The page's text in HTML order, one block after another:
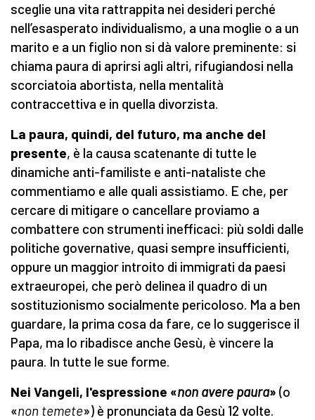
sceglie una vita rattrappita nei desideri perché
nell’esasperato individualismo, a una moglie o a un
marito e a un figlio non si dà valore preminente: si
chiama paura di aprirsi agli altri, rifugiandosi nella
scorciatoia abortista, nella mentalità
contraccettiva e in quella divorzista.
La paura, quindi, del futuro, ma anche del
presente, è la causa scatenante di tutte le
dinamiche anti-familiste e anti-nataliste che
commentiamo e alle quali assistiamo. E che, per
cercare di mitigare o cancellare proviamo a
combattere con strumenti inefficaci: più soldi dalle
politiche governative, quasi sempre insufficienti,
oppure un maggior introito di immigrati da paesi
extraeuropei, che però delinea il quadro di un
sostituzionismo socialmente pericoloso. Ma a ben
guardare, la prima cosa da fare, ce lo suggerisce il
Papa, ma lo ribadisce anche Gesù, è vincere la
paura. In tutte le sue forme.
Nei Vangeli, l'espressione «non avere paura» (o
«non temete») è pronunciata da Gesù 12 volte.